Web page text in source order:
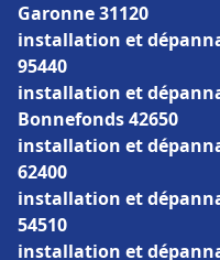
Garonne 31120
installation et
95440
installation et
Bonnefonds 42650
installation et
62400
installation et
54510
installation et